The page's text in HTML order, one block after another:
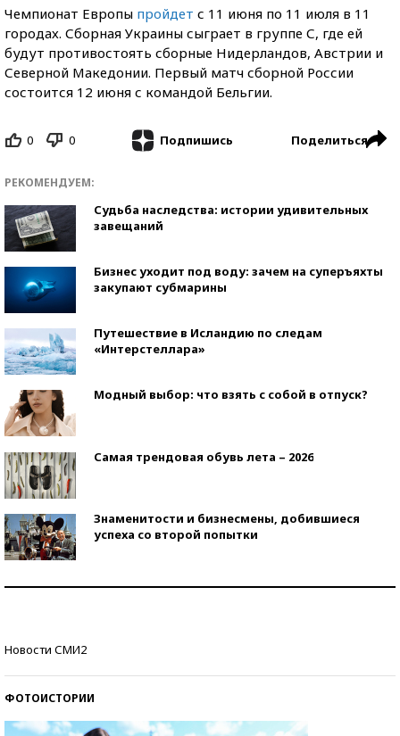
Чемпионат Европы пройдет с 11 июня по 11 июля в 11
городах. Сборная Украины сыграет в группе С, где ей
будут противостоять сборные Нидерландов, Австрии и
Северной Македонии. Первый матч сборной России
состоится 12 июня с командой Бельгии.
0 0 Подпишись Поделиться
РЕКОМЕНДУЕМ:
Судьба наследства: истории удивительных
завещаний
Бизнес уходит под воду: зачем на суперъяхты
закупают субмарины
Путешествие в Исландию по следам
«Интерстеллара»
Модный выбор: что взять с собой в отпуск?
Самая трендовая обувь лета – 2026
Знаменитости и бизнесмены, добившиеся
успеха со второй попытки
Новости СМИ2
ФОТОИСТОРИИ